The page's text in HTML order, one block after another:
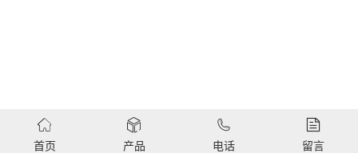
首页 产品 电话 留言